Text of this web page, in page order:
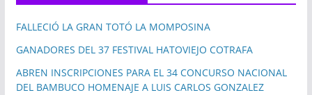
FALLECIÓ LA GRAN TOTÓ LA MOMPOSINA
GANADORES DEL 37 FESTIVAL HATOVIEJO COTRAFA
ABREN INSCRIPCIONES PARA EL 34 CONCURSO NACIONAL
DEL BAMBUCO HOMENAJE A LUIS CARLOS GONZALEZ